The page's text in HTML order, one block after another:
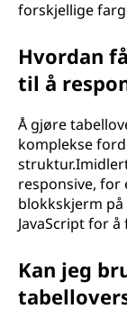
forskjellige
Hvordan
til å
Å gjøre
komplekse
responsive, for
blokkskjerm
JavaScript for
Kan jeg